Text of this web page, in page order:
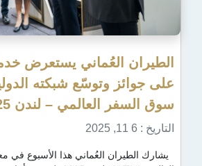
يستعرض خدماته الحائزة
وتوسّع شبكته الدولية في معرض
– لندن 2025
العُماني هذا الأسبوع في معرض سوق السفر